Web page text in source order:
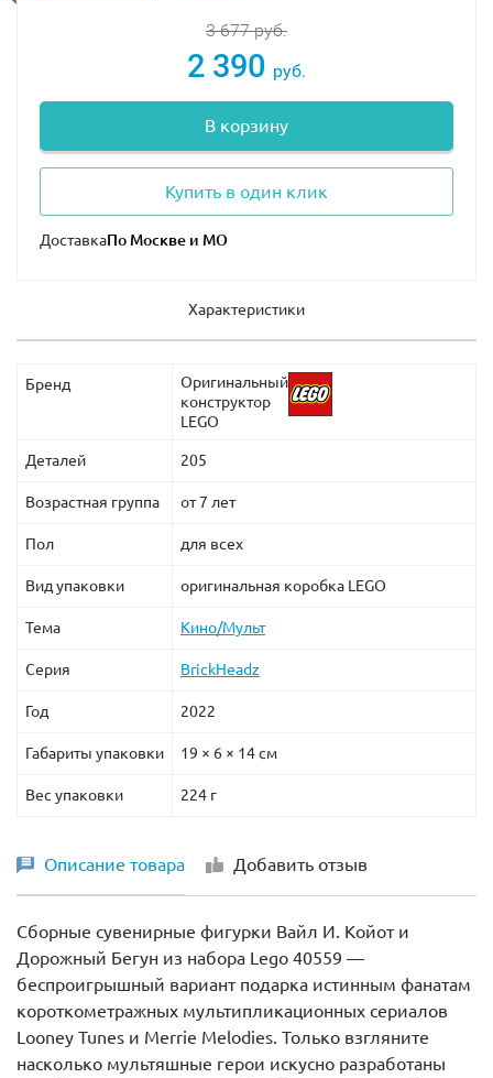
3 677руб.
2 390 руб.
В корзину
Купить в один клик
Доставка
Характеристики
Бренд
Оригинальный
конструктор
LEGO
Деталей 205
Возрастная группа от 7 лет
Пол для всех
Вид упаковки оригинальная коробка LEGO
Тема Кино/Мульт
Серия BrickHeadz
Год 2022
Габариты упаковки 19 × 6 × 14 см
Вес упаковки 224 г
Описание товара Добавить отзыв
Сборные сувенирные фигурки Вайл И. Койот и
Дорожный Бегун из набора Lego 40559 —
беспроигрышный вариант подарка истинным фанатам
короткометражных мультипликационных сериалов
Looney Tunes и Merrie Melodies. Только взгляните
насколько мультяшные герои искусно разработаны